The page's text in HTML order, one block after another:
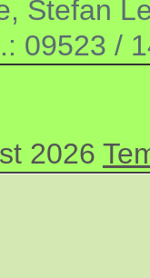
Stefan
09523 /
2026